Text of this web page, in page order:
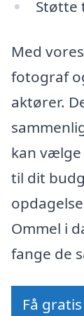
Støtte
Med
fotograf
aktører.
kan vælge
til dit
Ommel i
fange de
Få